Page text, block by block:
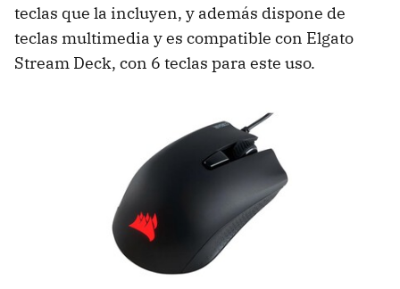
teclas que la incluyen, y además dispone de
teclas multimedia y es compatible con Elgato
Stream Deck, con 6 teclas para este uso.